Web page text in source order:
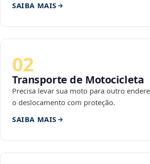
SAIBA MAIS
02
Transporte de Motocicleta
Precisa levar sua moto para outro
o deslocamento com proteção.
SAIBA MAIS